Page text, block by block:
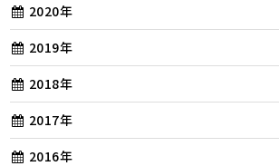
2020年
2019年
2018年
2017年
2016年